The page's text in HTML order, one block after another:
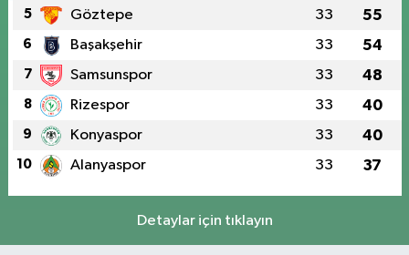
5 Göztepe 33 55
6 Başakşehir 33 54
7 Samsunspor 33 48
8 Rizespor 33 40
9 Konyaspor 33 40
10 Alanyaspor 33 37
Detaylar için tıklayın